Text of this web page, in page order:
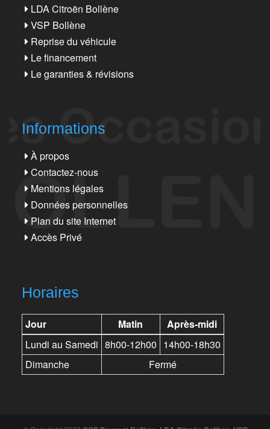
LDA Citroën Bollène
VSP Bollène
Reprise du véhicule
Le financement
Le garanties & révisions
Informations
À propos
Contactez-nous
Mentions légales
Données personnelles
Plan du site Internet
Accès Privé
Horaires
Jour Matin
Après-midi
Lundi au Samedi 8h00-12h00 14h00-18h30
Dimanche
Fermé